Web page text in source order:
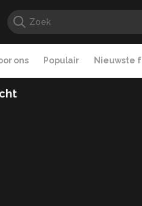
ons Populair Nieuwste